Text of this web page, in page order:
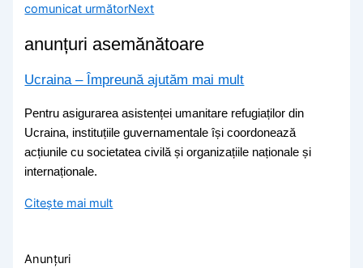
comunicat următorNext
anunțuri asemănătoare
Ucraina – Împreună ajutăm mai mult
Pentru asigurarea asistenței umanitare refugiaților din
Ucraina, instituțiile guvernamentale își coordonează
acțiunile cu societatea civilă și organizațiile naționale și
internaționale.
Citește mai mult
Anunțuri